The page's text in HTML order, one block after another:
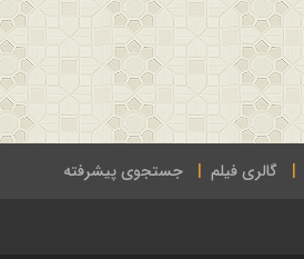
گالری فیلم جستجوی پیشرفته